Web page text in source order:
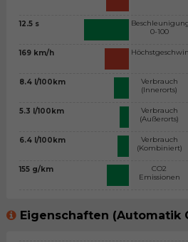
12.5 s
169 km/h
8.4 l/100km
5.3 l/100km
6.4 l/100km
155 g/km
0-100
Verbrauch
(Innerorts)
Verbrauch
(Außerorts)
Verbrauch
(Kombiniert)
CO2
Emissionen
Eigenschaften (Automatik